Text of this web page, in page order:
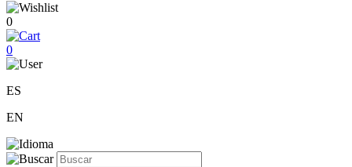
0
0
ES
EN